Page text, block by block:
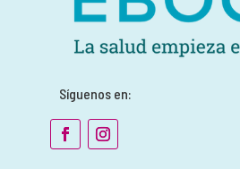
Síguenos en: